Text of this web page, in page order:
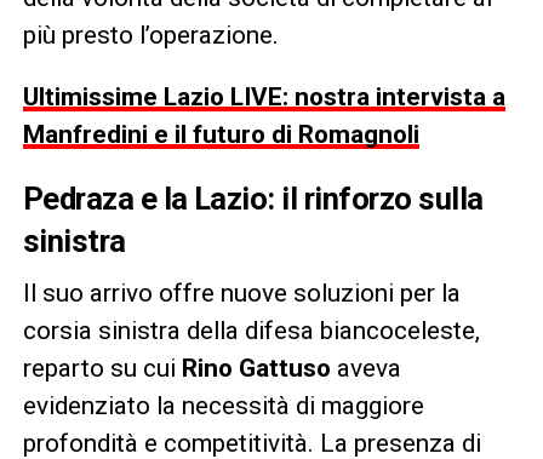
più presto l’operazione.
Ultimissime Lazio LIVE: nostra intervista a
Manfredini e il futuro di Romagnoli
Pedraza e la Lazio: il rinforzo sulla
sinistra
Il suo arrivo offre nuove soluzioni per la
corsia sinistra della difesa biancoceleste,
reparto su cui Rino Gattuso aveva
evidenziato la necessità di maggiore
profondità e competitività. La presenza di